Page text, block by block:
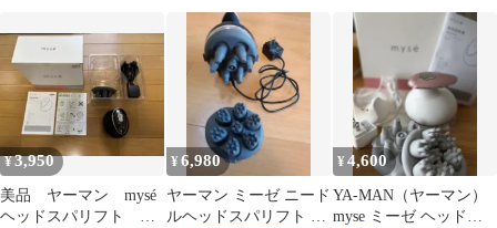
¥3,950
美品 ヤーマン mysé
ヘッドスパリフト ミ
¥6,980
ヤーマン ミーゼ ニード
ルヘッドスパリフト ア
¥4,600
YA-MAN（ヤーマン）
myse ミーゼ ヘッドス